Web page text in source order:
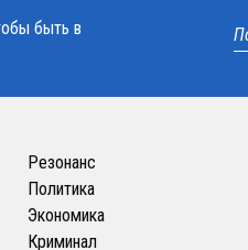
быть в
Резонанс
Политика
Экономика
Криминал